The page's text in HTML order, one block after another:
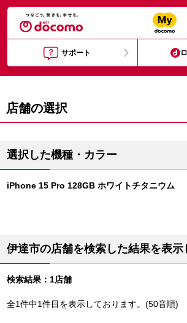
サポート
店舗の選択
選択した機種・カラー
iPhone 15 Pro 128GB ホワイトチタニウム
伊達市の店舗を検索した結果を表示
検索結果：1店舗
全1件中1件目を表示しております。(50音順)